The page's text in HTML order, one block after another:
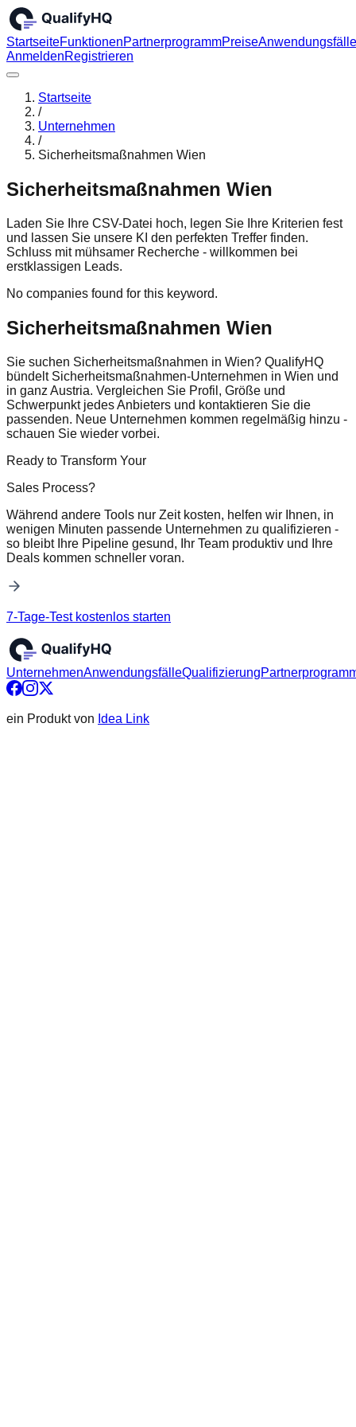
StartseiteFunktionenPartnerprogrammPreiseAnwendungsfälle
AnmeldenRegistrieren
Startseite
/
Unternehmen
/
Sicherheitsmaßnahmen Wien
Sicherheitsmaßnahmen Wien
Laden Sie Ihre CSV-Datei hoch, legen Sie Ihre Kriterien fest
und lassen Sie unsere KI den perfekten Treffer finden.
Schluss mit mühsamer Recherche - willkommen bei
erstklassigen Leads.
No companies found for this keyword.
Sicherheitsmaßnahmen Wien
Sie suchen Sicherheitsmaßnahmen in Wien? QualifyHQ
bündelt Sicherheitsmaßnahmen-Unternehmen in Wien und
in ganz Austria. Vergleichen Sie Profil, Größe und
Schwerpunkt jedes Anbieters und kontaktieren Sie die
passenden. Neue Unternehmen kommen regelmäßig hinzu -
schauen Sie wieder vorbei.
Ready to Transform Your
Sales Process?
Während andere Tools nur Zeit kosten, helfen wir Ihnen, in
wenigen Minuten passende Unternehmen zu qualifizieren -
so bleibt Ihre Pipeline gesund, Ihr Team produktiv und Ihre
Deals kommen schneller voran.
7-Tage-Test kostenlos starten
UnternehmenAnwendungsfälleQualifizierung
ein Produkt von Idea Link